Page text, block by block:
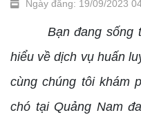
Ngày đăng: 19/09/2023
Bạn đang sống
hiểu về dịch vụ huấn
cùng chúng tôi khám
chó tại Quảng Nam